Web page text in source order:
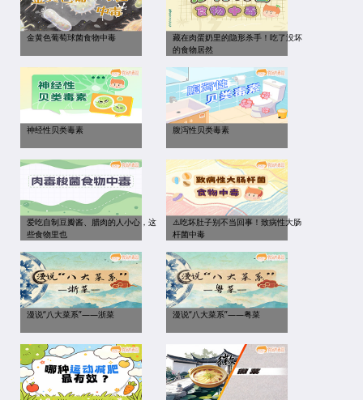
金黄色葡萄球菌食物中毒
藏在肉蛋奶里的隐形杀手！吃了没坏
的食物居然
神经性贝类毒素 腹泻性贝类毒素
爱吃自制豆瓣酱、腊肉的人小心，这
些食物里也
⚠️吃坏肚子别不当回事！致病性大肠
杆菌中毒
漫说“八大菜系”——浙菜 漫说“八大菜系”——粤菜